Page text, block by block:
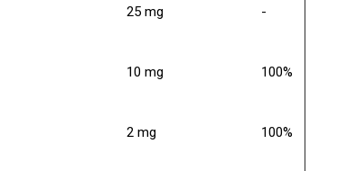
25 mg -
10 mg 100%
2 mg 100%